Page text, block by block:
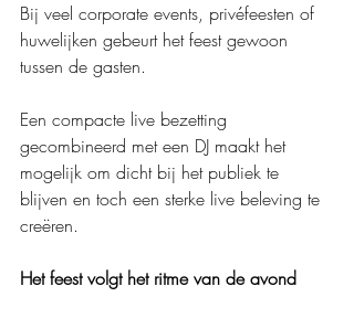
Bij veel corporate events, privéfeesten of
huwelijken gebeurt het feest gewoon
tussen de gasten.
Een compacte live bezetting
gecombineerd met een DJ maakt het
mogelijk om dicht bij het publiek te
blijven en toch een sterke live beleving te
creëren.
Het feest volgt het ritme van de avond